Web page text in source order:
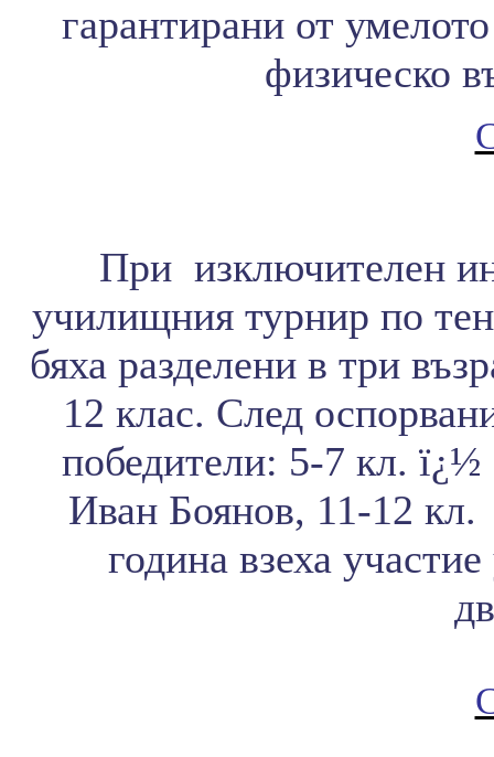
гарантирани от
физическо
При изключителен
училищния турнир по
бяха разделени в три
12 клас. След
победители: 5-7 кл.
Иван Боянов, 11-12
година взеха